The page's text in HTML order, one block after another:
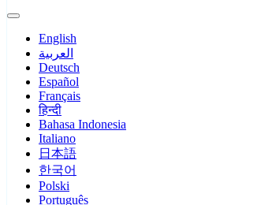
English
العربية
Deutsch
Español
Français
हिन्दी
Bahasa Indonesia
Italiano
日本語
한국어
Polski
Português